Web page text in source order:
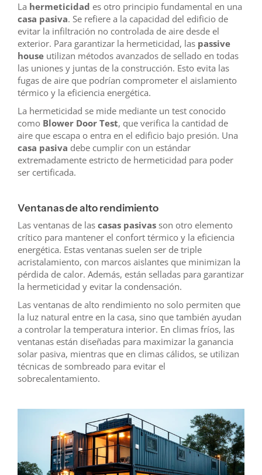
La hermeticidad es otro principio fundamental en una
casa pasiva. Se refiere a la capacidad del edificio de
evitar la infiltración no controlada de aire desde el
exterior. Para garantizar la hermeticidad, las passive
house utilizan métodos avanzados de sellado en todas
las uniones y juntas de la construcción. Esto evita las
fugas de aire que podrían comprometer el aislamiento
térmico y la eficiencia energética.
La hermeticidad se mide mediante un test conocido
como Blower Door Test, que verifica la cantidad de
aire que escapa o entra en el edificio bajo presión. Una
casa pasiva debe cumplir con un estándar
extremadamente estricto de hermeticidad para poder
ser certificada.
Ventanas de alto rendimiento
Las ventanas de las casas pasivas son otro elemento
crítico para mantener el confort térmico y la eficiencia
energética. Estas ventanas suelen ser de triple
acristalamiento, con marcos aislantes que minimizan la
pérdida de calor. Además, están selladas para garantizar
la hermeticidad y evitar la condensación.
Las ventanas de alto rendimiento no solo permiten que
la luz natural entre en la casa, sino que también ayudan
a controlar la temperatura interior. En climas fríos, las
ventanas están diseñadas para maximizar la ganancia
solar pasiva, mientras que en climas cálidos, se utilizan
técnicas de sombreado para evitar el
sobrecalentamiento.